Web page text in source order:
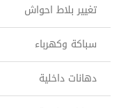
تغيير بلاط احواش
سباكة وكهرباء
دهانات داخلية